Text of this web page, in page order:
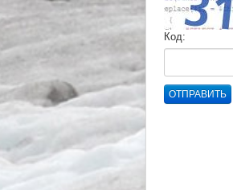
Код:
ОТПРАВИТЬ